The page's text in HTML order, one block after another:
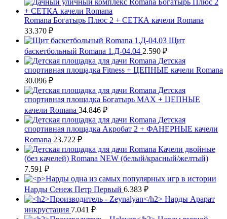
Romana Богатырь Плюс 2 + СЕТКА качели Romana
33.370 ₽
Щит
баскетбольный Romana 1.Д-04.04 2.590 ₽
Детская
спортивная площадка Fitness + ЦЕПНЫЕ качели Romana
30.096 ₽
Детская
спортивная площадка Богатырь MAX + ЦЕПНЫЕ
качели Romana 34.846 ₽
Детская
спортивная площадка Акробат 2 + ФАНЕРНЫЕ качели
Romana 23.722 ₽
Качели двойные
(без качелей) Romana NEW (белый/красный/желтый)
7.591 ₽
Нарды Сенеж Петр Первый 6.383 ₽
Нарды Арарат
инкрустация 7.041 ₽